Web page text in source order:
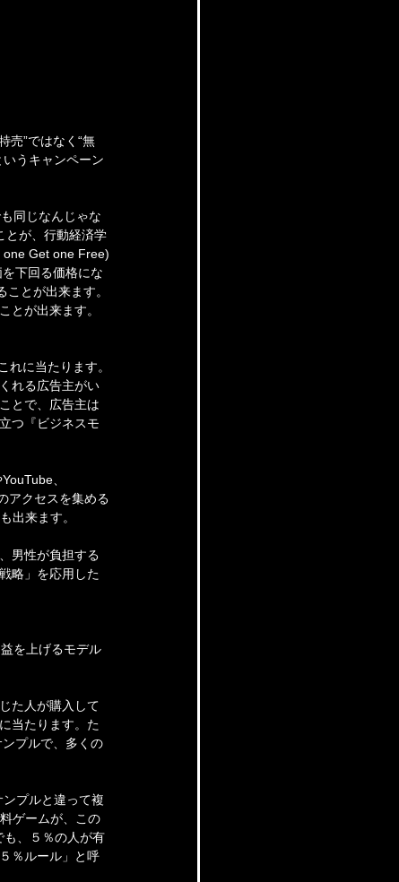
売”ではなく“無
うキャンペーン
同じなんじゃな
とが、行動経済学
one Get one Free)
下回る価格にな
とが出来ます。
とが出来ます。
に当たります。
れる広告主がい
とで、広告主は
つ『ビジネスモ
、
アクセスを集める
出来ます。
男性が負担する
略」を応用した
を上げるモデル
た人が購入して
当たります。た
プルで、多くの
プルと違って複
ゲームが、この
も、５％の人が有
％ルール」と呼